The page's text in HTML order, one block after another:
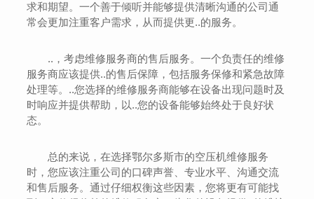
求和期望。一个善于倾听并能够提供清晰沟通的公司通
常会更加注重客户需求，从而提供更..的服务。
..，考虑维修服务商的售后服务。一个负责任的维修
服务商应该提供..的售后保障，包括服务保修和紧急故障
处理等。..您选择的维修服务商能够在设备出现问题时及
时响应并提供帮助，以..您的设备能够始终处于良好状
态。
总的来说，在选择鄂尔多斯市的空压机维修服务
时，您应该注重公司的口碑声誉、专业水平、沟通交流
和售后服务。通过仔细权衡这些因素，您将更有可能找